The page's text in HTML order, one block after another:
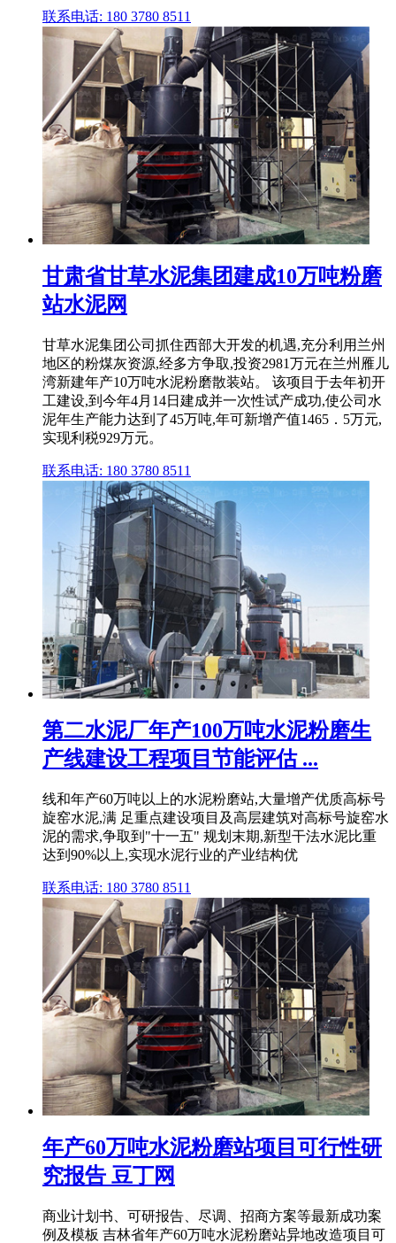
联系电话: 180 3780 8511
甘肃省甘草水泥集团建成10万吨粉磨
站水泥网
甘草水泥集团公司抓住西部大开发的机遇,充分利用兰州
地区的粉煤灰资源,经多方争取,投资2981万元在兰州雁儿
湾新建年产10万吨水泥粉磨散装站。 该项目于去年初开
工建设,到今年4月14日建成并一次性试产成功,使公司水
泥年生产能力达到了45万吨,年可新增产值1465．5万元,
实现利税929万元。
联系电话: 180 3780 8511
第二水泥厂年产100万吨水泥粉磨生
产线建设工程项目节能评估 ...
线和年产60万吨以上的水泥粉磨站,大量增产优质高标号
旋窑水泥,满 足重点建设项目及高层建筑对高标号旋窑水
泥的需求,争取到"十一五" 规划末期,新型干法水泥比重
达到90%以上,实现水泥行业的产业结构优
联系电话: 180 3780 8511
年产60万吨水泥粉磨站项目可行性研
究报告 豆丁网
商业计划书、可研报告、尽调、招商方案等最新成功案
例及模板 吉林省年产60万吨水泥粉磨站异地改造项目可